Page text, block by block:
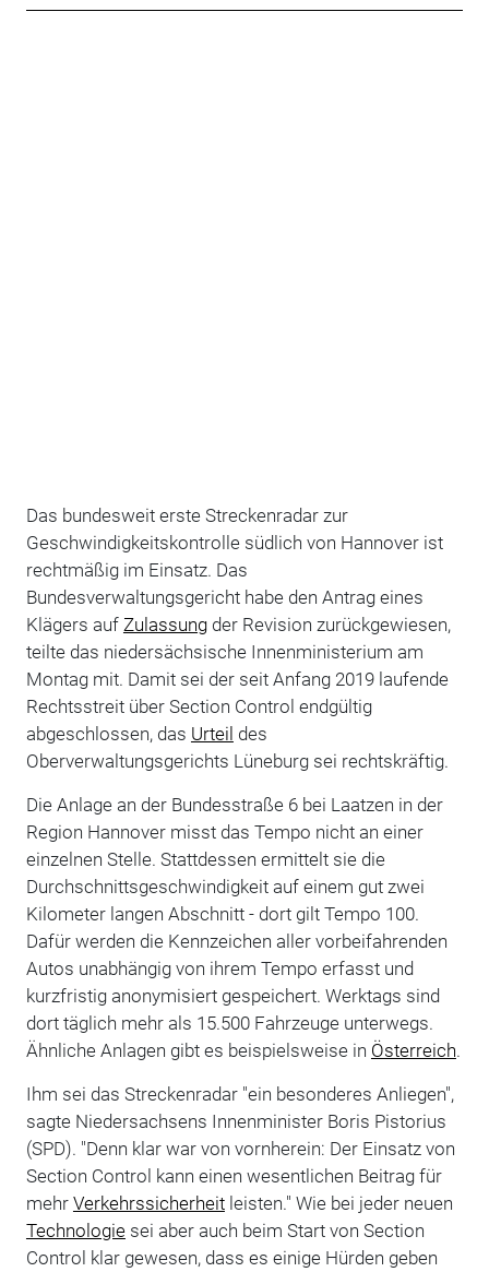
Das bundesweit erste Streckenradar zur
Geschwindigkeitskontrolle südlich von Hannover ist
rechtmäßig im Einsatz. Das
Bundesverwaltungsgericht habe den Antrag eines
Klägers auf Zulassungder Revision zurückgewiesen,
teilte das niedersächsische Innenministerium am
Montag mit. Damit sei der seit Anfang 2019 laufende
Rechtsstreit über Section Control endgültig
abgeschlossen, das Urteil des
Oberverwaltungsgerichts Lüneburg sei rechtskräftig.
Die Anlage an der Bundesstraße 6 bei Laatzen in der
Region Hannover misst das Tempo nicht an einer
einzelnen Stelle. Stattdessen ermittelt sie die
Durchschnittsgeschwindigkeit auf einem gut zwei
Kilometer langen Abschnitt - dort gilt Tempo 100.
Dafür werden die Kennzeichen aller vorbeifahrenden
Autos unabhängig von ihrem Tempo erfasst und
kurzfristig anonymisiert gespeichert. Werktags sind
dort täglich mehr als 15.500 Fahrzeuge unterwegs.
Ähnliche Anlagen gibt es beispielsweise in Österreich.
Ihm sei das Streckenradar "ein besonderes Anliegen",
sagte Niedersachsens Innenminister Boris Pistorius
(SPD). "Denn klar war von vornherein: Der Einsatz von
Section Control kann einen wesentlichen Beitrag für
mehr Verkehrssicherheitleisten." Wie bei jeder neuen
Technologiesei aber auch beim Start von Section
Control klar gewesen, dass es einige Hürden geben